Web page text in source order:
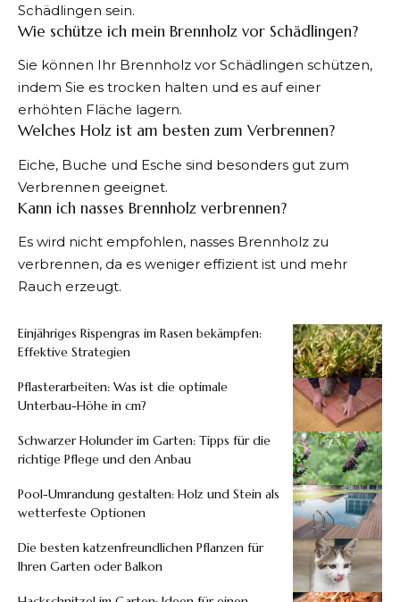
Schädlingen sein.
Wie schütze ich mein Brennholz vor Schädlingen?
Sie können Ihr Brennholz vor Schädlingen schützen,
indem Sie es trocken halten und es auf einer
erhöhten Fläche lagern.
Welches Holz ist am besten zum Verbrennen?
Eiche, Buche und Esche sind besonders gut zum
Verbrennen geeignet.
Kann ich nasses Brennholz verbrennen?
Es wird nicht empfohlen, nasses Brennholz zu
verbrennen, da es weniger effizient ist und mehr
Rauch erzeugt.
Einjähriges Rispengras im Rasen bekämpfen:
Effektive Strategien
Pflasterarbeiten: Was ist die optimale
Unterbau-Höhe in cm?
Schwarzer Holunder im Garten: Tipps für die
richtige Pflege und den Anbau
Pool-Umrandung gestalten: Holz und Stein als
wetterfeste Optionen
Die besten katzenfreundlichen Pflanzen für
Ihren Garten oder Balkon